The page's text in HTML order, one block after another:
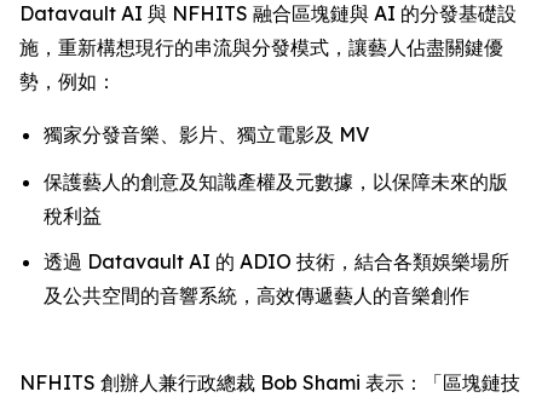
Datavault AI 與 NFHITS 融合區塊鏈與 AI 的分發基礎設
施，重新構想現行的串流與分發模式，讓藝人佔盡關鍵優
勢，例如：
獨家分發音樂、影片、獨立電影及 MV
保護藝人的創意及知識產權及元數據，以保障未來的版
稅利益
透過 Datavault AI 的 ADIO 技術，結合各類娛樂場所
及公共空間的音響系統，高效傳遞藝人的音樂創作
NFHITS 創辦人兼行政總裁 Bob Shami 表示：「區塊鏈技